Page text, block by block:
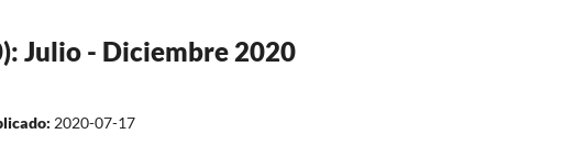
Julio - Diciembre 2020
2020-07-17